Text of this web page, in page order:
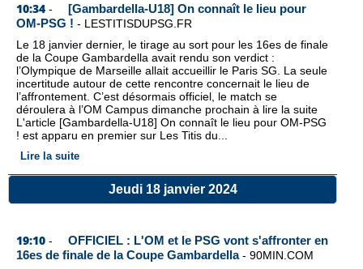
10:34 -
[Gambardella-U18] On connaît le lieu pour
OM-PSG ! - LESTITISDUPSG.FR
Le 18 janvier dernier, le tirage au sort pour les 16es de finale
de la Coupe Gambardella avait rendu son verdict :
l’Olympique de Marseille allait accueillir le Paris SG. La seule
incertitude autour de cette rencontre concernait le lieu de
l’affrontement. C’est désormais officiel, le match se
déroulera à l’OM Campus dimanche prochain à lire la suite
L'article [Gambardella-U18] On connaît le lieu pour OM-PSG
! est apparu en premier sur Les Titis du...
Lire la suite
Jeudi 18 janvier 2024
19:10 -
OFFICIEL : L'OM et le PSG vont s'affronter en
16es de finale de la Coupe Gambardella- 90MIN.COM